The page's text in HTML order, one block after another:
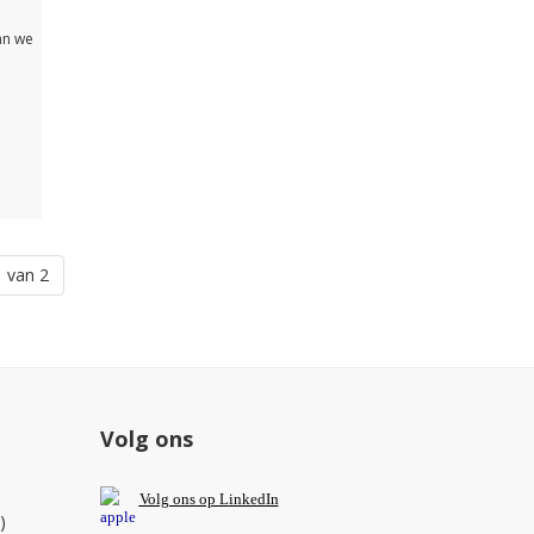
we
van 2
Volg ons
Volg ons op LinkedIn